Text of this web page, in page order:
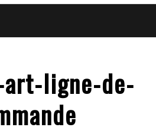
ligne-de-